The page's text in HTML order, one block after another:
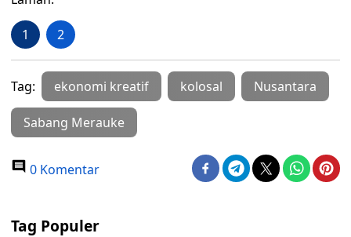
1 2
Tag: ekonomi kreatif kolosal Nusantara
Sabang Merauke
0 Komentar
Tag Populer